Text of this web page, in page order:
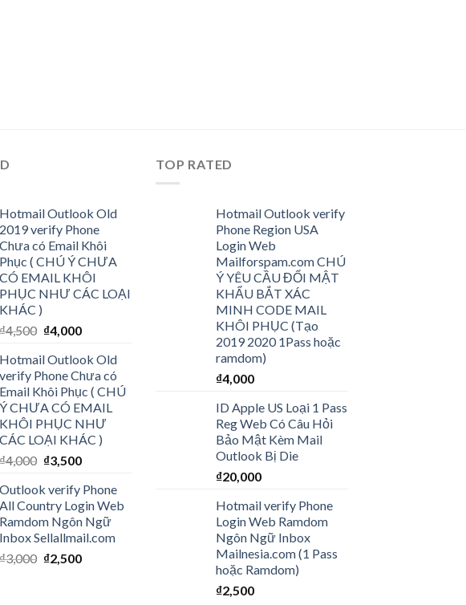
Hotmail Outlook Old
2019 verify Phone
Chưa có Email Khôi
Phục ( CHÚ Ý CHƯA
CÓ EMAIL KHÔI
PHỤC NHƯ CÁC LOẠI
KHÁC )
₫4,500 ₫4,000
Hotmail Outlook Old
verify Phone Chưa có
Email Khôi Phục ( CHÚ
Ý CHƯA CÓ EMAIL
KHÔI PHỤC NHƯ
CÁC LOẠI KHÁC )
₫4,000 ₫3,500
Outlook verify Phone
All Country Login Web
Ramdom Ngôn Ngữ
Inbox Sellallmail.com
₫3,000 ₫2,500
TOP RATED
Hotmail Outlook verify
Phone Region USA
Login Web
Mailforspam.com CHÚ
Ý YÊU CẦU ĐỔI MẬT
KHẨU BẮT XÁC
MINH CODE MAIL
KHÔI PHỤC (Tạo
2019 2020 1Pass hoặc
ramdom)
₫4,000
ID Apple US Loại 1 Pass
Reg Web Có Câu Hỏi
Bảo Mật Kèm Mail
Outlook Bị Die
₫20,000
Hotmail verify Phone
Login Web Ramdom
Ngôn Ngữ Inbox
Mailnesia.com (1 Pass
hoặc Ramdom)
₫2,500